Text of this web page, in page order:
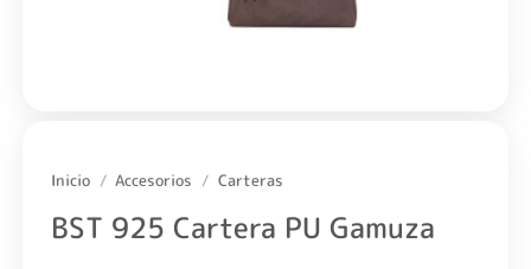
Inicio / Accesorios / Carteras
BST 925 Cartera PU Gamuza